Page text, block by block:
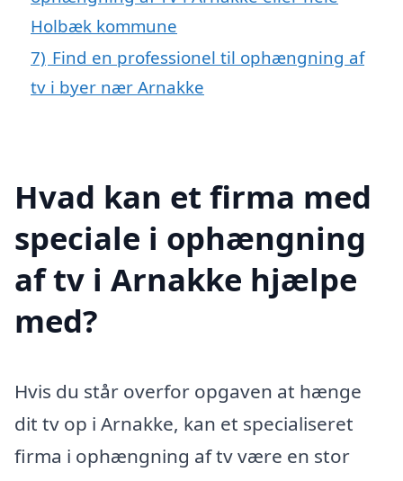
Holbæk kommune
7) Find en professionel til ophængning af
tv i byer nær Arnakke
Hvad kan et firma med
speciale i ophængning
af tv i Arnakke hjælpe
med?
Hvis du står overfor opgaven at hænge
dit tv op i Arnakke, kan et specialiseret
firma i ophængning af tv være en stor